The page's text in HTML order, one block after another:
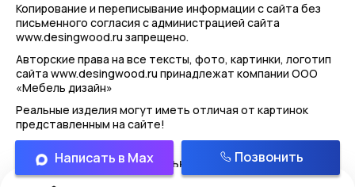
Копирование и переписывание информации с сайта без
письменного согласия с администрацией сайта
www.desingwood.ru запрещено.
Авторские права на все тексты, фото, картинки, логотип
сайта www.desingwood.ru принадлежат компании ООО
«Мебель дизайн»
Реальные изделия могут иметь отличая от картинок
представленным на сайте!
Политика конфиденциальности
Написать в Max Позвонить